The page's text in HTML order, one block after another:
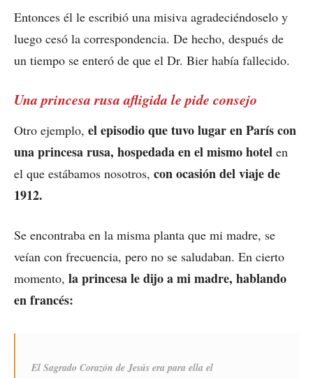
Entonces él le escribió una misiva agradeciéndoselo y
luego cesó la correspondencia. De hecho, después de
un tiempo se enteró de que el Dr. Bier había fallecido.
Una princesa rusa afligida le pide consejo
Otro ejemplo, el episodio que tuvo lugar en París con
una princesa rusa, hospedada en el mismo hotel en
el que estábamos nosotros, con ocasión del viaje de
1912.
Se encontraba en la misma planta que mi madre, se
veían con frecuencia, pero no se saludaban. En cierto
momento, la princesa le dijo a mi madre, hablando
en francés:
El Sagrado Corazón de Jesús era para ella el